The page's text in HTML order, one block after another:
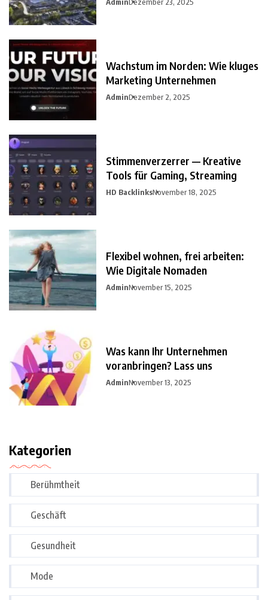
Wachstum im Norden: Wie kluges
Marketing Unternehmen
AdminDezember 2, 2025
Stimmenverzerrer — Kreative
Tools für Gaming, Streaming
HD BacklinksNovember 18, 2025
Flexibel wohnen, frei arbeiten:
Wie Digitale Nomaden
AdminNovember 15, 2025
Was kann Ihr Unternehmen
voranbringen? Lass uns
AdminNovember 13, 2025
Kategorien
Berühmtheit
Geschäft
Gesundheit
Mode